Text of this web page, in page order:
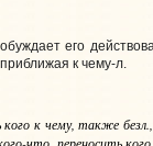
его
к чему‑л.
кого к чему, также безл.